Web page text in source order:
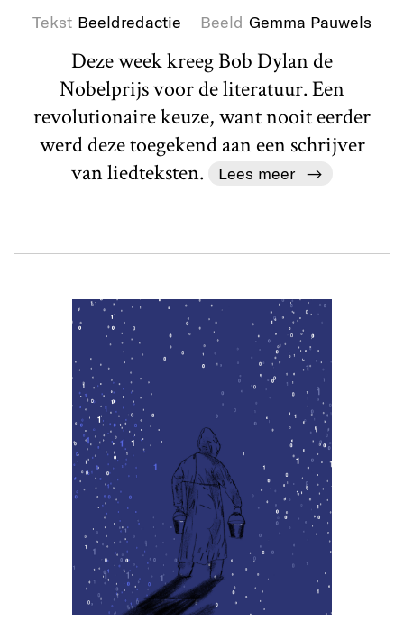
Tekst Beeldredactie Beeld Gemma Pauwels
Deze week kreeg Bob Dylan de
Nobelprijs voor de literatuur. Een
revolutionaire keuze, want nooit eerder
werd deze toegekend aan een schrijver
van liedteksten.
Lees meer